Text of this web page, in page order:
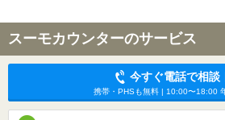
スーモカウンターのサービス
今すぐ電話で相談
携帯・PHSも無料 | 10:00〜18:00